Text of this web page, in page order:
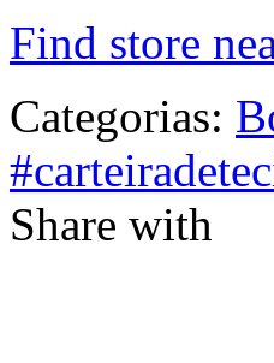
Find store
Categorias:
Share with